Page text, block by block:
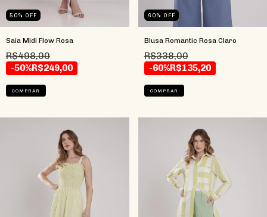
50% OFF
Saia Midi Flow Rosa
R$498,00
-50%R$249,00
COMPRAR
60% OFF
Blusa Romantic Rosa Claro
R$338,00
-60%R$135,20
COMPRAR